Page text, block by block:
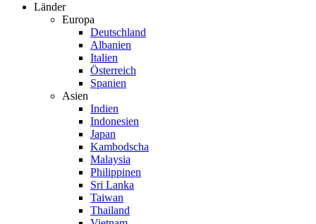
Länder
Europa
Deutschland
Albanien
Italien
Österreich
Spanien
Asien
Indien
Indonesien
Japan
Kambodscha
Malaysia
Philippinen
Sri Lanka
Taiwan
Thailand